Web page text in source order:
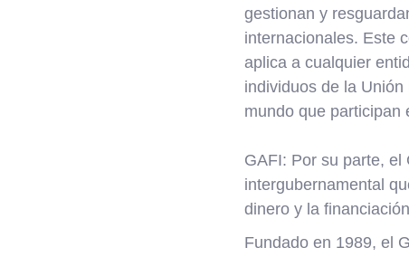
gestionan y
internacionales. Este
aplica a cualquier
individuos de la
mundo que participan
GAFI: Por su parte, el
intergubernamental
dinero y la
Fundado en 1989, el